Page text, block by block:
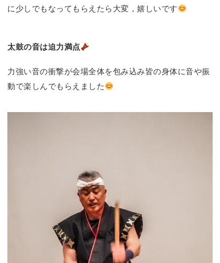
に少しでもなってもらえたら大変，嬉しいです
太鼓の音は迫力満点
力強い音の衝撃が会場全体を包み込み皆の身体に音や振
動で楽しんでもらえました